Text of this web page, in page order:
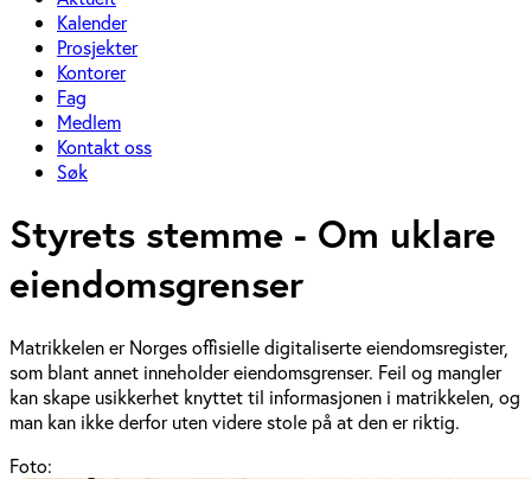
Kalender
Prosjekter
Kontorer
Fag
Medlem
Kontakt oss
Søk
Styrets stemme - Om uklare
eiendomsgrenser
Matrikkelen er Norges offisielle digitaliserte eiendomsregister,
som blant annet inneholder eiendomsgrenser. Feil og mangler
kan skape usikkerhet knyttet til informasjonen i matrikkelen, og
man kan ikke derfor uten videre stole på at den er riktig.
Foto: